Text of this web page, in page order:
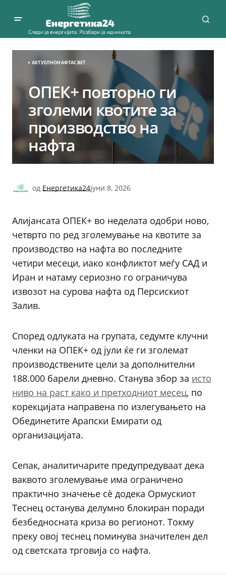
АКТУЕЛНОНАФТАСВЕТ
ОПЕК+ повторно ги
зголеми квотите за
производство на
нафта
од Енергетика24јуни 8, 2026
Алијансата ОПЕК+ во неделата одобри ново,
четврто по ред зголемување на квотите за
производство на нафта во последните
четири месеци, иако конфликтот меѓу САД и
Иран и натаму сериозно го ограничува
извозот на сурова нафта од Персискиот
Залив.
Според одлуката на групата, седумте клучни
членки на ОПЕК+ од јули ќе ги зголемат
производствените цели за дополнителни
188.000 барели дневно. Станува збор за исто
ниво на раст како и претходниот месец, по
корекцијата направена по излегувањето на
Обединетите Арапски Емирати од
организацијата.
Сепак, аналитичарите предупредуваат дека
ваквото зголемување има ограничено
практично значење сè додека Ормускиот
Теснец останува делумно блокиран поради
безбедносната криза во регионот. Токму
преку овој теснец поминува значителен дел
од светската трговија со нафта.